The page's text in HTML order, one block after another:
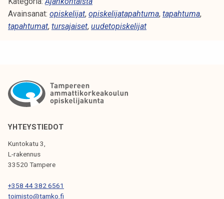
t
a
r
k
o
s
a
a
s
e
2
Avainsanat: opiskelijat, opiskelijatapahtuma, tapahtuma,
tapahtumat, tursajaiset, uudetopiskelijat
YHTEYSTIEDOT
Kuntokatu 3,
L-rakennus
33520 Tampere
+358 44 382 6561
toimisto@tamko.fi